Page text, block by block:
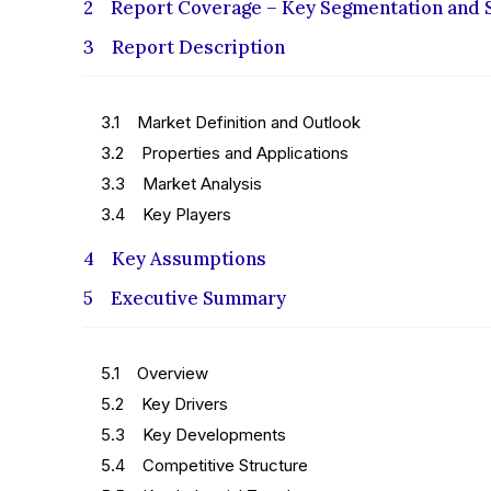
2 Report Coverage – Key Segmentation and
3 Report Description
3.1 Market Definition and Outlook
3.2 Properties and Applications
3.3 Market Analysis
3.4 Key Players
4 Key Assumptions
5 Executive Summary
5.1 Overview
5.2 Key Drivers
5.3 Key Developments
5.4 Competitive Structure